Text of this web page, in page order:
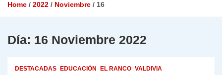
Home 2022 Noviembre 16
Día: 16 Noviembre 2022
DESTACADAS EDUCACIÓN EL RANCO VALDIVIA